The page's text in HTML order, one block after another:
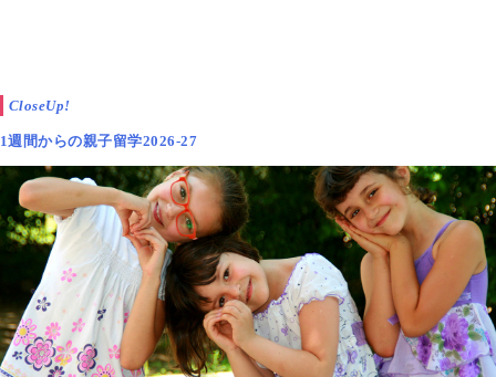
CloseUp!
1週間からの親子留学2026-27